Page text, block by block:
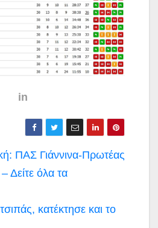
in
ΠΑΣ Γιάννινα-Πρωτέας
Δείτε όλα τα
κατέκτησε και το